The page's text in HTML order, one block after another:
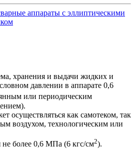
аппараты с эллиптическими
хранения и выдачи жидких и
давлении в аппарате 0,6
или периодическим
осуществляться как самотеком, так
воздухом, технологическим или
не более 0,6 МПа (6 кгс/см2).